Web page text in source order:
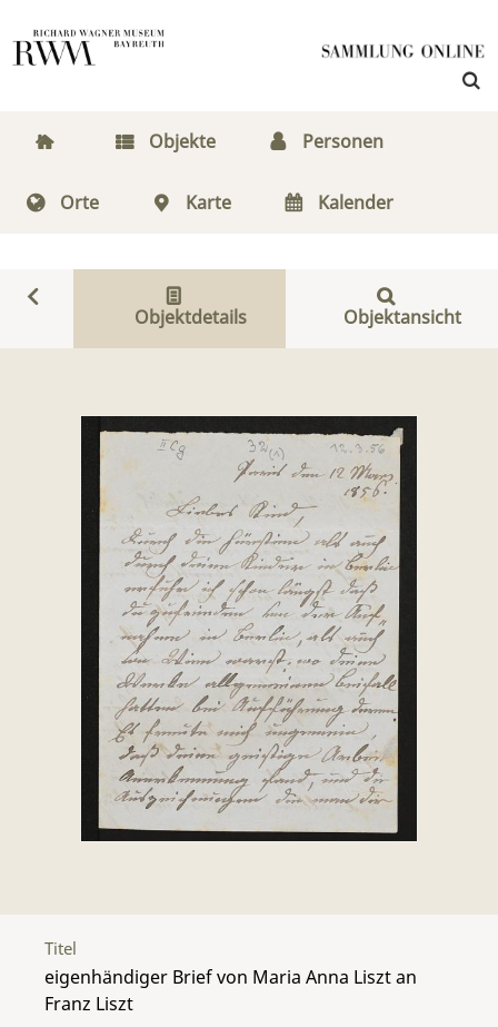
Objekte Personen
Orte Karte Kalender
Objektdetails Objektansicht
Titel
eigenhändiger Brief von Maria Anna Liszt an
Franz Liszt